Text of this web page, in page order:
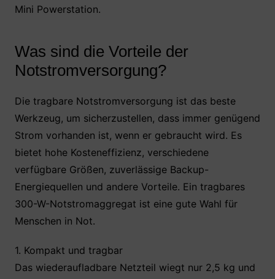
Mini Powerstation.
Was sind die Vorteile der
Notstromversorgung?
Die tragbare Notstromversorgung ist das beste
Werkzeug, um sicherzustellen, dass immer genügend
Strom vorhanden ist, wenn er gebraucht wird. Es
bietet hohe Kosteneffizienz, verschiedene
verfügbare Größen, zuverlässige Backup-
Energiequellen und andere Vorteile. Ein tragbares
300-W-Notstromaggregat ist eine gute Wahl für
Menschen in Not.
1. Kompakt und tragbar
Das wiederaufladbare Netzteil wiegt nur 2,5 kg und